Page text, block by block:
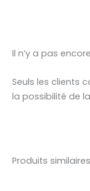
Il n’y a pas
Seuls les clients
la possibilité de
Produits similaires